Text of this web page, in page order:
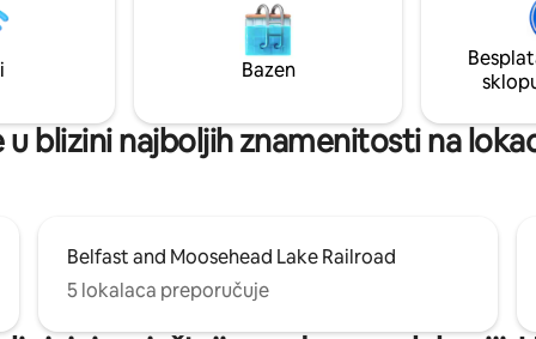
uspomene o kojima će
i prijatelji pričati godinama.
putovanje na IG-u na
Bazen
u blizini najboljih znamenitosti na
Belfast and Moosehead Lake Railroad
5 lokalaca preporučuje